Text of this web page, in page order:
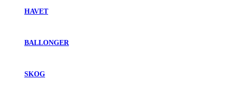
HAVET
BALLONGER
SKOG